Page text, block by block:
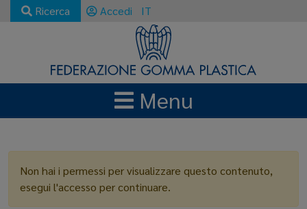
Ricerca Accedi IT
Menu
Non hai i permessi per visualizzare questo contenuto,
esegui l'accesso per continuare.